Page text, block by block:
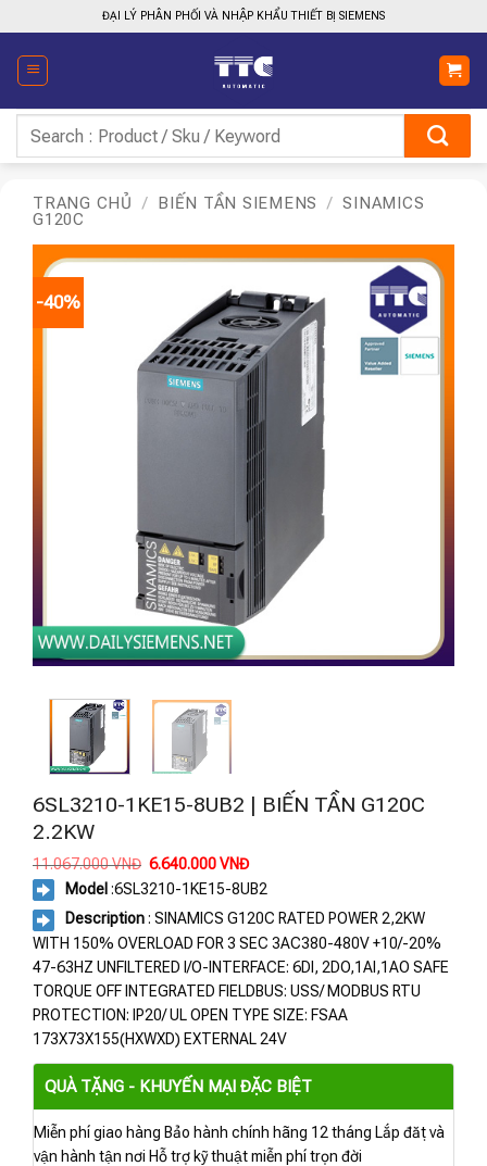
qua
nội
dung
ĐẠI LÝ PHÂN PHỐI VÀ NHẬP KHẨU THIẾT BỊ SIEMENS
kiếm:
TRANG CHỦ / BIẾN TẦN SIEMENS / SINAMICS
G120C
-40%
6SL3210-1KE15-8UB2 | BIẾN TẦN G120C
2.2KW
11.067.000VNĐ Giá
là:
11.067.000 VNĐ.
6.640.000VNĐGiá
tại
là:
6.640.000 VNĐ.
Model :6SL3210-1KE15-8UB2
Description: SINAMICS G120C RATED POWER 2,2KW
WITH 150% OVERLOAD FOR 3 SEC 3AC380-480V +10/-20%
47-63HZ UNFILTERED I/O-INTERFACE: 6DI, 2DO,1AI,1AO SAFE
TORQUE OFF INTEGRATED FIELDBUS: USS/ MODBUS RTU
PROTECTION: IP20/ UL OPEN TYPE SIZE: FSAA
173X73X155(HXWXD) EXTERNAL 24V
QUÀ TẶNG - KHUYẾN MẠI ĐẶC BIỆT
Miễn phí giao hàng Bảo hành chính hãng 12 tháng Lắp đặt và
vận hành tận nơi Hỗ trợ kỹ thuật miễn phí trọn đời